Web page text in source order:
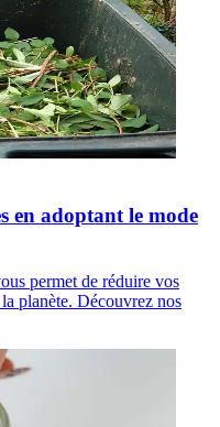
en adoptant le mode
permet de réduire vos
planète. Découvrez nos